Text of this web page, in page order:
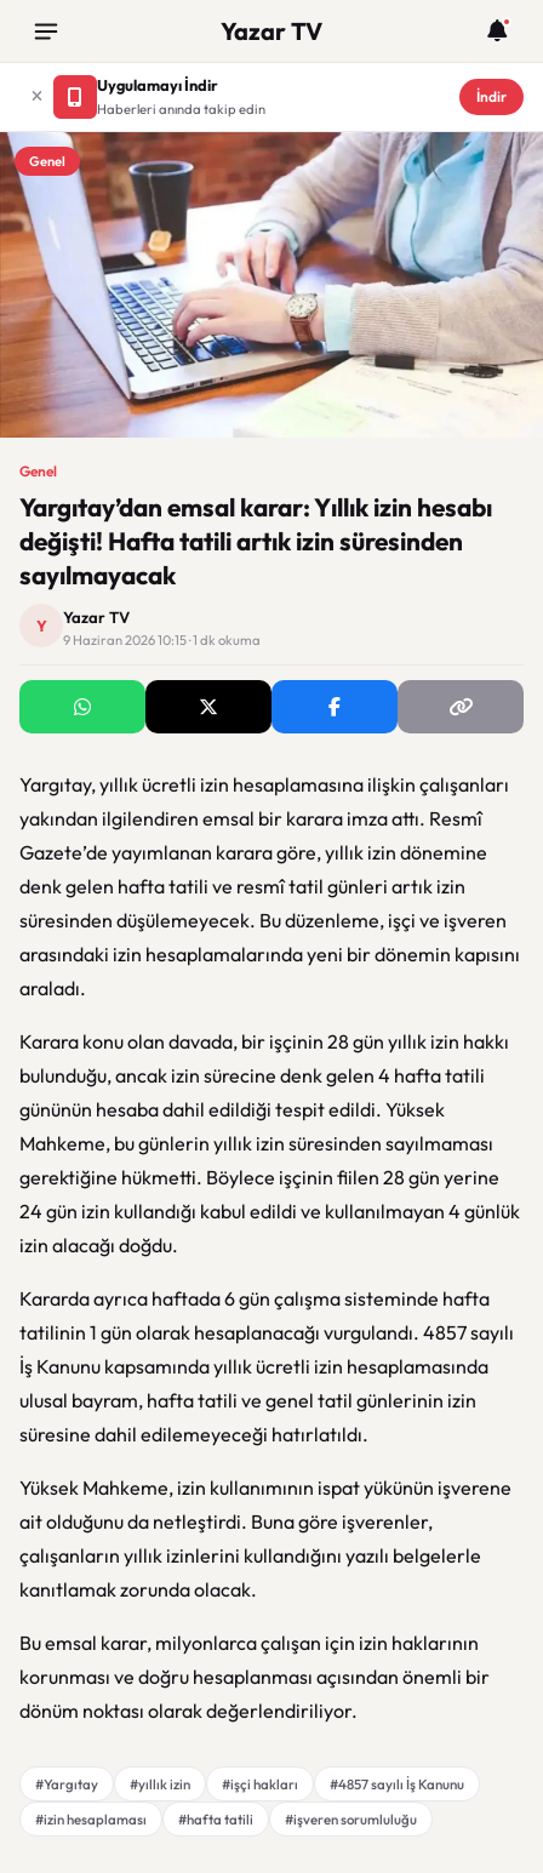
Yazar TV
Uygulamayı İndir
Haberleri anında takip edin
İndir
Genel
Genel
Yargıtay’dan emsal karar: Yıllık izin hesabı
değişti! Hafta tatili artık izin süresinden
sayılmayacak
Y Yazar TV
9 Haziran 2026 10:15 · 1 dk okuma
Yargıtay, yıllık ücretli izin hesaplamasına ilişkin çalışanları
yakından ilgilendiren emsal bir karara imza attı. Resmî
Gazete’de yayımlanan karara göre, yıllık izin dönemine
denk gelen hafta tatili ve resmî tatil günleri artık izin
süresinden düşülemeyecek. Bu düzenleme, işçi ve işveren
arasındaki izin hesaplamalarında yeni bir dönemin kapısını
araladı.
Karara konu olan davada, bir işçinin 28 gün yıllık izin hakkı
bulunduğu, ancak izin sürecine denk gelen 4 hafta tatili
gününün hesaba dahil edildiği tespit edildi. Yüksek
Mahkeme, bu günlerin yıllık izin süresinden sayılmaması
gerektiğine hükmetti. Böylece işçinin fiilen 28 gün yerine
24 gün izin kullandığı kabul edildi ve kullanılmayan 4 günlük
izin alacağı doğdu.
Kararda ayrıca haftada 6 gün çalışma sisteminde hafta
tatilinin 1 gün olarak hesaplanacağı vurgulandı. 4857 sayılı
İş Kanunu kapsamında yıllık ücretli izin hesaplamasında
ulusal bayram, hafta tatili ve genel tatil günlerinin izin
süresine dahil edilemeyeceği hatırlatıldı.
Yüksek Mahkeme, izin kullanımının ispat yükünün işverene
ait olduğunu da netleştirdi. Buna göre işverenler,
çalışanların yıllık izinlerini kullandığını yazılı belgelerle
kanıtlamak zorunda olacak.
Bu emsal karar, milyonlarca çalışan için izin haklarının
korunması ve doğru hesaplanması açısından önemli bir
dönüm noktası olarak değerlendiriliyor.
#Yargıtay #yıllık izin #işçi hakları
#4857 sayılı İş Kanunu
#izin hesaplaması
#hafta tatili #işveren sorumluluğu